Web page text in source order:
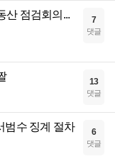
산 점검회의...
7
댓글
13
댓글
범수 징계 절차
6
댓글